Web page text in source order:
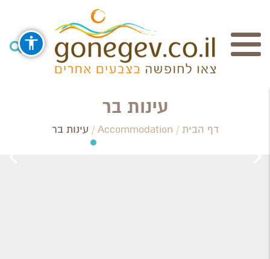
חיפוש
Search Category / Business
עינות בר
דף הבית /
Accommodation
/ עינות בר